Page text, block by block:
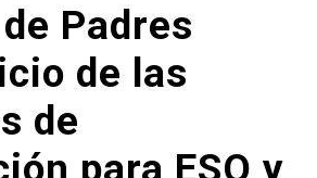
Padres
de las
de
para ESO y